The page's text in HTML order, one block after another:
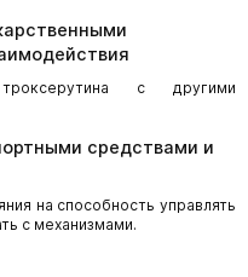
с другими
средствами и
на способность управлять
с механизмами.